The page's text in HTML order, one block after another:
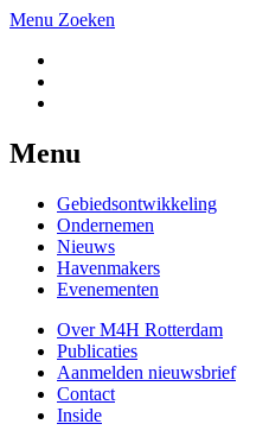
Menu Zoeken
Menu
Gebiedsontwikkeling
Ondernemen
Nieuws
Havenmakers
Evenementen
Over M4H Rotterdam
Publicaties
Aanmelden nieuwsbrief
Contact
Inside